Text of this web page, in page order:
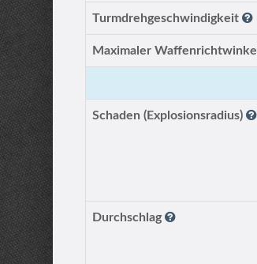
Turmdrehgeschwindigkeit
Maximaler Waffenrichtwinkel
Schaden (Explosionsradius)
Durchschlag